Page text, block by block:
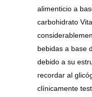
alimenticio a
carbohidrato
bebidas a base
debido a su
recordar al
clínicamente